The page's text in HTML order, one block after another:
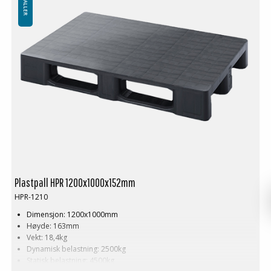
Plastpall HPR 1200x1000x152mm
HPR-1210
Dimensjon: 1200x1000mm
Høyde: 163mm
Vekt: 18,4kg
Dynamisk belastning: 2500kg
Statisk belastning: 4500kg